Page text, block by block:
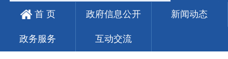
首 页 政府信息公开 新闻动态
政务服务 互动交流